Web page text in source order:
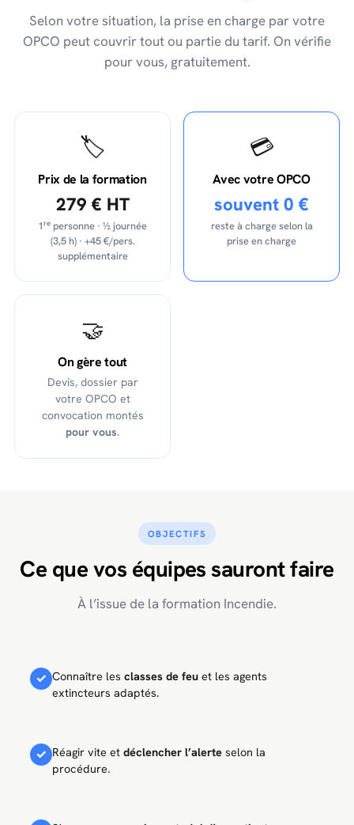
Selon votre situation, la prise en charge par votre
OPCO peut couvrir tout ou partie du tarif. On vérifie
pour vous, gratuitement.
🏷️
Prix de la formation
279 € HT
1ʳᵉ personne · ½ journée
(3,5 h) · +45 €/pers.
supplémentaire
💳
Avec votre OPCO
souvent 0 €
reste à charge selon la
prise en charge
🤝
On gère tout
Devis, dossier par
votre OPCO et
convocation montés
pour vous.
OBJECTIFS
Ce que vos équipes sauront faire
À l’issue de la formation Incendie.
✓ Connaître les classes de feu et les agents
extincteurs adaptés.
✓ Réagir vite et déclencher l’alerte selon la
procédure.